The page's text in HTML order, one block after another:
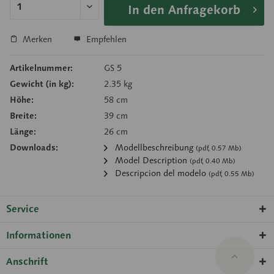
In den Anfragekorb
Merken Empfehlen
Artikelnummer:
GS 5
Gewicht (in kg):
2.35 kg
Höhe:
58 cm
Breite:
39 cm
Länge:
26 cm
Downloads:
Modellbeschreibung (pdf, 0.57 Mb)
Model Description (pdf, 0.40 Mb)
Descripcion del modelo (pdf, 0.55 Mb)
Service
Informationen
Anschrift